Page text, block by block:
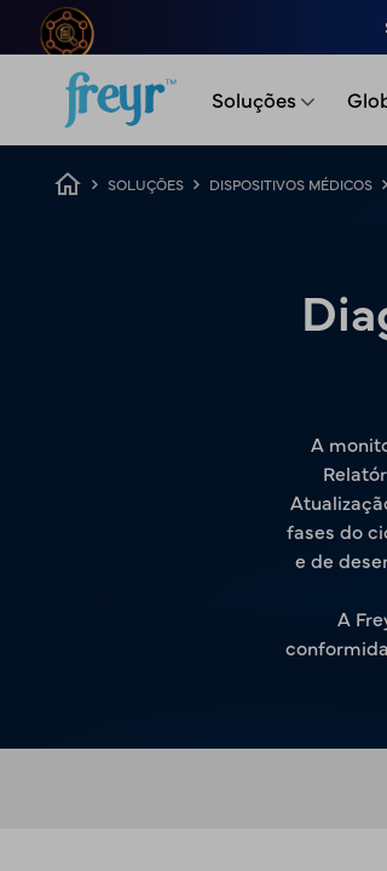
Saltar para o conteúdo principal
Soluções
Caminho de
SOLUÇÕES DISPOSITIVOS MÉDICOS
A
fases do
e de
A